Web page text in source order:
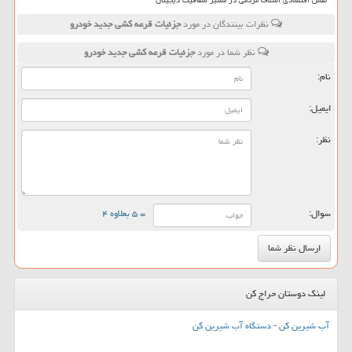
نظرات بینندگان در موردجزئیات قرعه کشی جدید خودرو
نظر شما در موردجزئیات قرعه کشی جدید خودرو
نام:
ایمیل:
نظر:
سوال: = ۵ بعلاوه ۴
لینک دوستان حراج کن
آب شیرین کن - دستگاه آب شیرین کن